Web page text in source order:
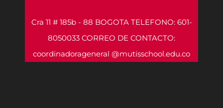
Cra 11 # 185b - 88 BOGOTA TELEFONO: 601-
8050033 CORREO DE CONTACTO:
coordinadorageneral @mutisschool.edu.co